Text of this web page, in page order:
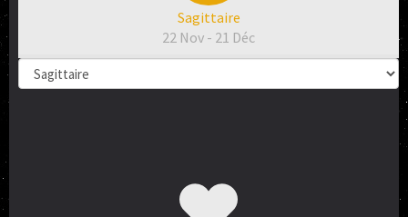
Sagittaire
22 Nov - 21 Déc